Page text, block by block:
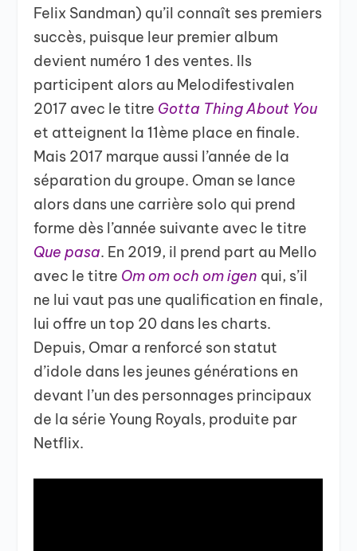
Felix Sandman) qu’il connaît ses premiers
succès, puisque leur premier album
devient numéro 1 des ventes. Ils
participent alors au Melodifestivalen
2017 avec le titre Gotta Thing About You
et atteignent la 11ème place en finale.
Mais 2017 marque aussi l’année de la
séparation du groupe. Oman se lance
alors dans une carrière solo qui prend
forme dès l’année suivante avec le titre
Que pasa. En 2019, il prend part au Mello
avec le titre Om om och om igen qui, s’il
ne lui vaut pas une qualification en finale,
lui offre un top 20 dans les charts.
Depuis, Omar a renforcé son statut
d’idole dans les jeunes générations en
devant l’un des personnages principaux
de la série Young Royals, produite par
Netflix.